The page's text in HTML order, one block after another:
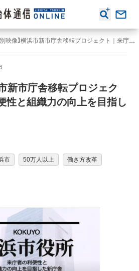
【特別映像】横浜市新市庁舎移転プロジェクト｜来庁者の利便性と組織力の向上を目指した新庁舎
市新市庁舎移転プロジェク
性と組織力の向上を目指し
市 50万人以上 働き方改革